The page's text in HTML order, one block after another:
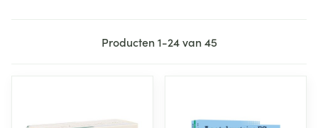
Producten1-24van45